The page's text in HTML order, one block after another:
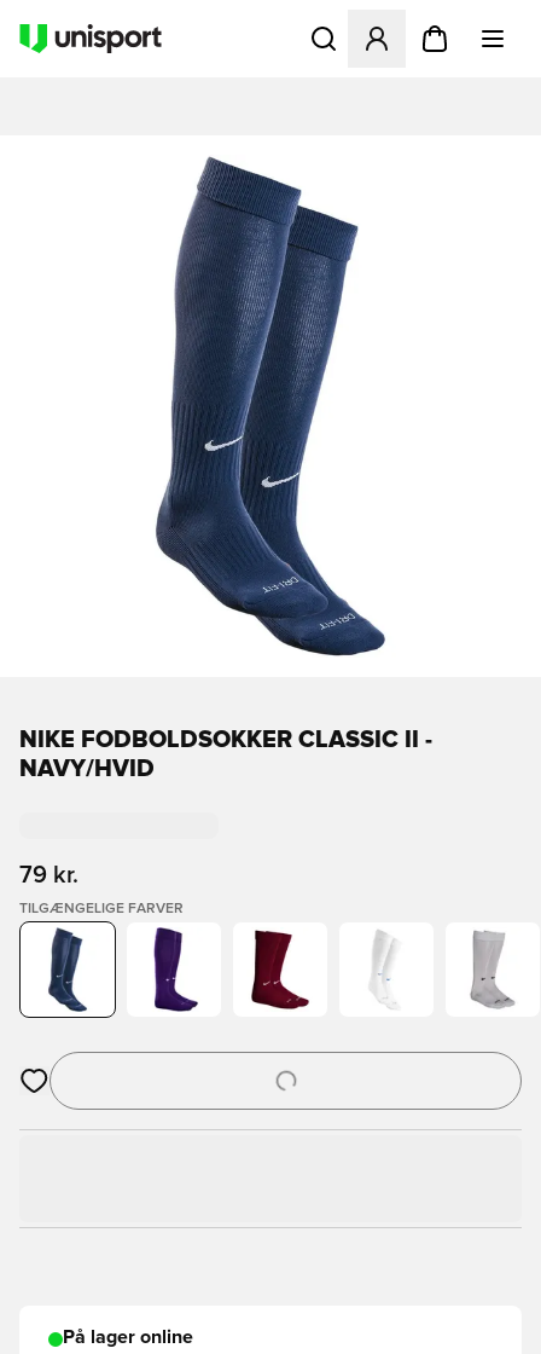
Åbner en Modal til at
NIKE FODBOLDSOKKER CLASSIC II -
NAVY/HVID
79 kr.
TILGÆNGELIGE FARVER
Åbner en Modal til at logge ind eller tilmelde dig som medlem
På lager online